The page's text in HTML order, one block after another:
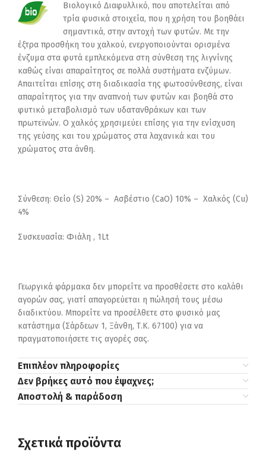
Βιολογικό Διαφυλλικό, που αποτελείται από
τρία φυσικά στοιχεία, που η χρήση του βοηθάει
σημαντικά, στην αντοχή των φυτών. Με την
έξτρα προσθήκη του χαλκού, ενεργοποιούνται ορισμένα
ένζυμα στα φυτά εμπλεκόμενα στη σύνθεση της λιγνίνης
καθώς είναι απαραίτητος σε πολλά συστήματα ενζύμων.
Απαιτείται επίσης στη διαδικασία της φωτοσύνθεσης, είναι
απαραίτητος για την αναπνοή των φυτών και βοηθά στο
φυτικό μεταβολισμό των υδατανθράκων και των
πρωτεϊνών. Ο χαλκός χρησιμεύει επίσης για την ενίσχυση
της γεύσης και του χρώματος στα λαχανικά και του
χρώματος στα άνθη.
Σύνθεση: Θείο (S) 20% – Ασβέστιο (CaO) 10% – Χαλκός (Cu)
4%
Συσκευασία: Φιάλη , 1Lt
Γεωργικά φάρμακα δεν μπορείτε να προσθέσετε στο καλάθι
αγορών σας, γιατί απαγορεύεται η πώλησή τους μέσω
διαδικτύου. Μπορείτε να προσέλθετε στο φυσικό μας
κατάστημα (Σάρδεων 1, Ξάνθη, Τ.Κ. 67100) για να
πραγματοποιήσετε τις αγορές σας.
Επιπλέον πληροφορίες
Δεν βρήκες αυτό που έψαχνες;
Αποστολή & παράδοση
Σχετικά προϊόντα